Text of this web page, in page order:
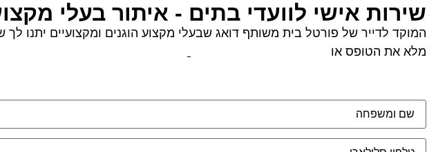
שירות אישי לוועדי בתים - איתור בעלי
המוקד לדייר של פורטל בית משותף דואג שבעלי מקצוע הוגנים ומקצועיים יתנו לך
מלא את הטופס או